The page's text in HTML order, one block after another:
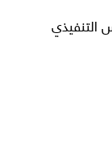
التنفيذي